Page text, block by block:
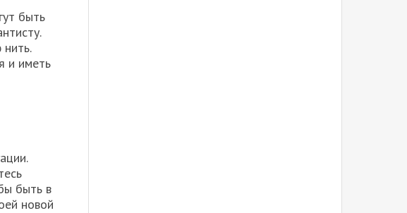
быть
и иметь
быть в
новой